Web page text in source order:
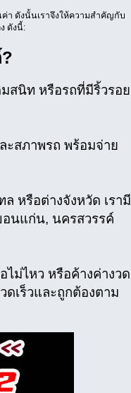
า ดังนั้นเราจึงให้ความสำคัญกับ
ดังนี้:
มสนิท หรือรถที่มีริ้วรอย
ะสภาพรถ พร้อมจ่าย
หรือต่างจังหวัด เรามี
อนแก่น, นครสวรรค์
ม่ไหว หรือค้างค่างวด
เร็วและถูกต้องตาม